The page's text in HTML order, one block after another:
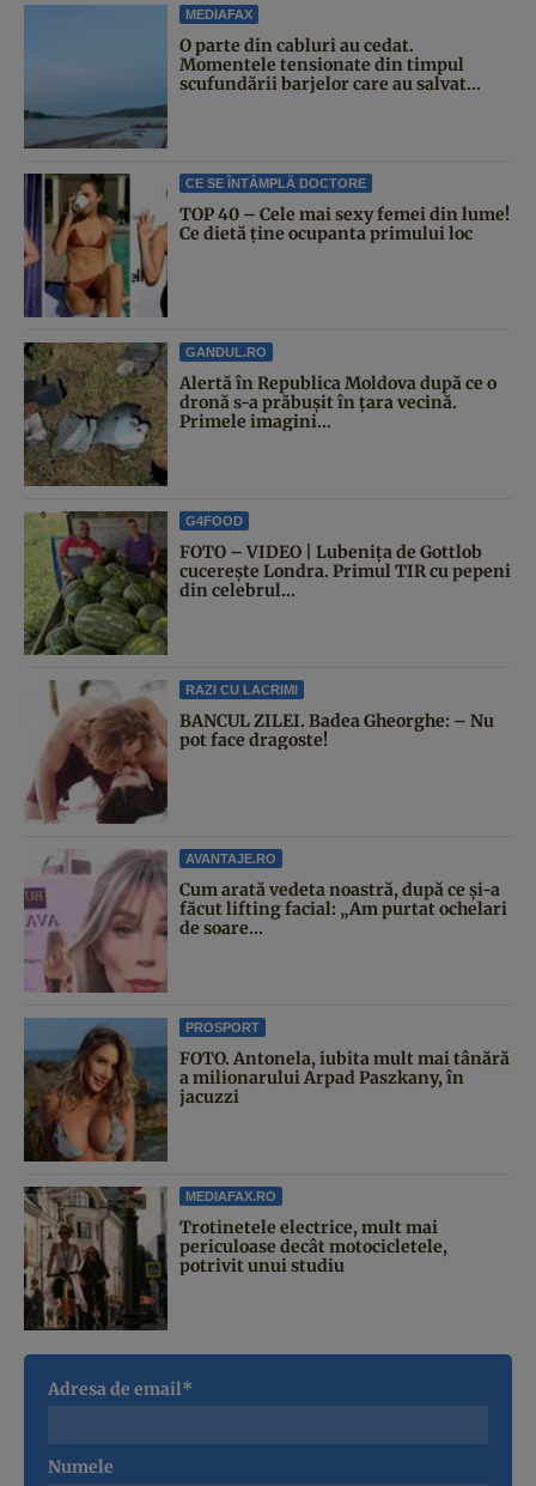
MEDIAFAX
O parte din cabluri au cedat.
Momentele tensionate din timpul
scufundării barjelor care au salvat...
CE SE ÎNTÂMPLĂ DOCTORE
TOP 40 – Cele mai sexy femei din lume!
Ce dietă ține ocupanta primului loc
GANDUL.RO
Alertă în Republica Moldova după ce o
dronă s-a prăbușit în țara vecină.
Primele imagini...
G4FOOD
FOTO – VIDEO | Lubenița de Gottlob
cucerește Londra. Primul TIR cu pepeni
din celebrul...
RAZI CU LACRIMI
BANCUL ZILEI. Badea Gheorghe: – Nu
pot face dragoste!
AVANTAJE.RO
Cum arată vedeta noastră, după ce și-a
făcut lifting facial: „Am purtat ochelari
de soare...
PROSPORT
FOTO. Antonela, iubita mult mai tânără
a milionarului Arpad Paszkany, în
jacuzzi
MEDIAFAX.RO
Trotinetele electrice, mult mai
periculoase decât motocicletele,
potrivit unui studiu
Adresa de email*
Numele